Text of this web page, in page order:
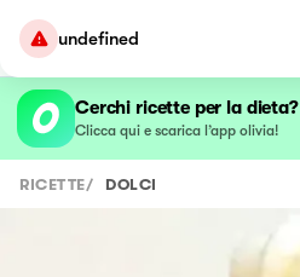
undefined
Cerchi ricette per la dieta?
Clicca qui e scarica l’app olivia!
RICETTE/ DOLCI